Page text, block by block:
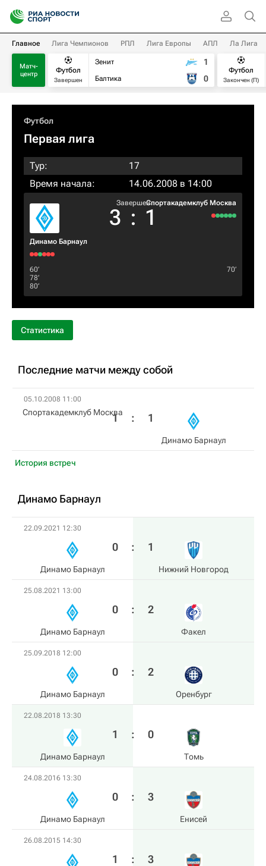
Главное Лига Чемпионов РПЛ Лига Европы АПЛ Ла Лига
Матч-
центр
Футбол
Завершен
Зенит
Балтика
1
0
Футбол
Закончен (П)
Футбол
Первая лига
Тур:
17
Время начала:
14.06.2008 в 14:00
Динамо Барнаул
Завершен
3 : 1
Спортакадемклуб Москва
60‎’‎
78‎’‎
80‎’‎
70‎’‎
Статистика
Последние матчи между собой
05.10.2008 11:00
Спортакадемклуб Москва
1 : 1
Динамо Барнаул
История встреч
Динамо Барнаул
22.09.2021 12:30
Динамо Барнаул
0 : 1
Нижний Новгород
25.08.2021 13:00
Динамо Барнаул
0 : 2
Факел
25.09.2018 12:00
Динамо Барнаул
0 : 2
Оренбург
22.08.2018 13:30
Динамо Барнаул
1 : 0
Томь
24.08.2016 13:30
Динамо Барнаул
0 : 3
Енисей
26.08.2015 14:30
1 : 3